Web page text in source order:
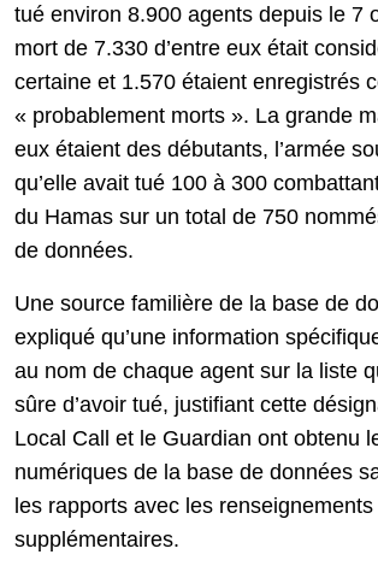
tué environ 8.900 agents depuis le 7
mort de 7.330 d’entre eux était
certaine et 1.570 étaient enregistrés
« probablement morts ». La grande
eux étaient des débutants, l’armée
qu’elle avait tué 100 à 300
du Hamas sur un total de 750
de données.
Une source familière de la base de
expliqué qu’une information
au nom de chaque agent sur la liste
sûre d’avoir tué, justifiant cette
Local Call et le Guardian ont obtenu
numériques de la base de données
les rapports avec les renseignements
supplémentaires.